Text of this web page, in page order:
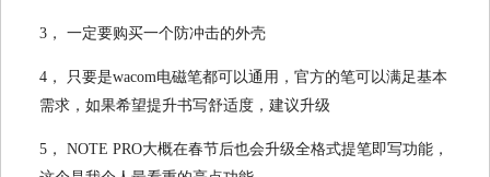
3， 一定要购买一个防冲击的外壳
4， 只要是wacom电磁笔都可以通用，官方的笔可以满足基本
需求，如果希望提升书写舒适度，建议升级
5， NOTE PRO大概在春节后也会升级全格式提笔即写功能，